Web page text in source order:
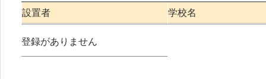
設置者
学校名
登録がありません